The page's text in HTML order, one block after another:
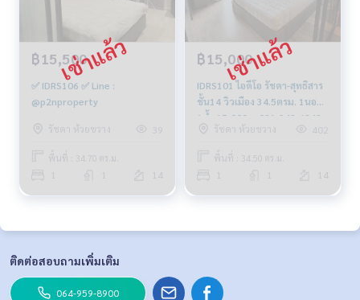
฿15,500
✅ IDRS106 ✅ Line :
@p2nproperty
รัชดา ห้วยขวาง 39
พื้นที่ : 34.70 ตร.ม.
14
฿15,000
IDRS101 ไอดีโอ รัชดา-สุทธิสาร
ชั้น14 วิวเมือง 34.5ตรม. 1นอน
1น้ำ 15,000บ. 091-942-6249
รัชดา ห้วยขวาง
402
พื้นที่ : 34.50 ตร.ม.
14
ติดต่อสอบถามเพิ่มเติม
064-959-8900